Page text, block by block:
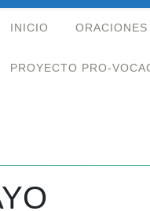
INICIO ORACIONES
PROYECTO PRO-